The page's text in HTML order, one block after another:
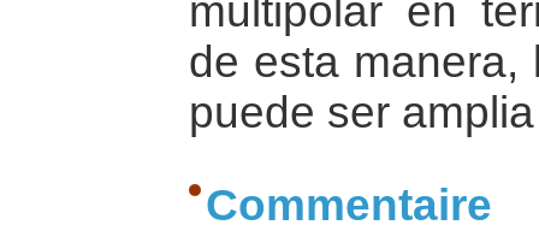
multipolar en
de esta manera,
puede ser
Commentaire